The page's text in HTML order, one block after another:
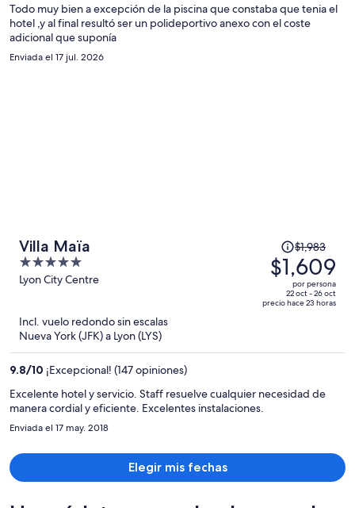
$518
por
Todo muy bien a excepción de la piscina que constaba que tenia el
hotel ,y al final resultó ser un polideportivo anexo con el coste
adicional que suponía
Enviada el 17 jul. 2026
Villa Maïa
5
out
Lyon City Centre
precio
era
$1,983
$1,609
$1,983
$1,609
por persona
22 oct - 26 oct
precio hace 23 horas
Incl. vuelo redondo sin escalas
Nueva York (JFK) a Lyon (LYS)
9.8/10 ¡Excepcional! (147 opiniones)
Excelente hotel y servicio. Staff resuelve cualquier necesidad de
manera cordial y eficiente. Excelentes instalaciones.
Enviada el 17 may. 2018
Elegir mis fechas